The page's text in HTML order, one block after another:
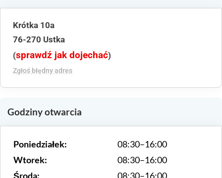
Krótka 10a
76-270 Ustka
(sprawdź jak dojechać)
Zgłoś błędny adres
Godziny otwarcia
Poniedziałek:
08:30–16:00
Wtorek:
08:30–16:00
Środa:
08:30–16:00